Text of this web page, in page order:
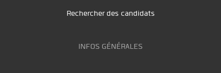
Rechercher des candidats
INFOS GÉNÉRALES